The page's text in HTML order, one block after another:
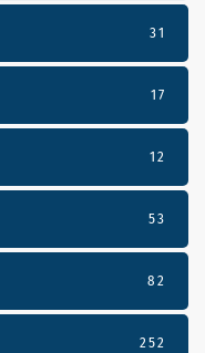
31
17
12
53
82
252